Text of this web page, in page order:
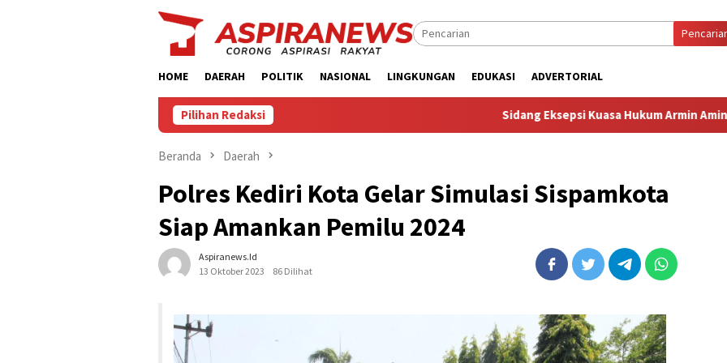
HOME DAERAH POLITIK NASIONAL LINGKUNGAN EDUKASI ADVERTORIAL
Pilihan Redaksi ‎Sidang Eksepsi Kuasa Hukum Armin Amin Sebut Dakwaan
Beranda Daerah
Polres Kediri Kota Gelar Simulasi Sispamkota
Siap Amankan Pemilu 2024
Aspiranews.id
13 Oktober 2023
86 Dilihat